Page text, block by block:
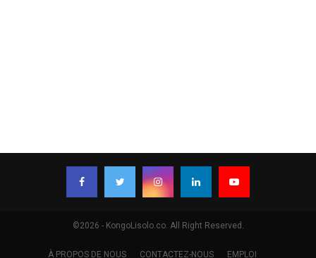
©2026 - KongoLisolo.co. All Right Reserved.
À PROPOS DE NOUS CONTACTEZ-NOUS EMPLOI